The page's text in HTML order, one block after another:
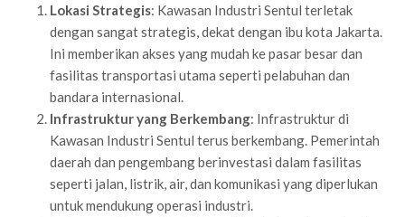
Lokasi Strategis: Kawasan Industri Sentul terletak
dengan sangat strategis, dekat dengan ibu kota Jakarta.
Ini memberikan akses yang mudah ke pasar besar dan
fasilitas transportasi utama seperti pelabuhan dan
bandara internasional.
Infrastruktur yang Berkembang: Infrastruktur di
Kawasan Industri Sentul terus berkembang. Pemerintah
daerah dan pengembang berinvestasi dalam fasilitas
seperti jalan, listrik, air, dan komunikasi yang diperlukan
untuk mendukung operasi industri.